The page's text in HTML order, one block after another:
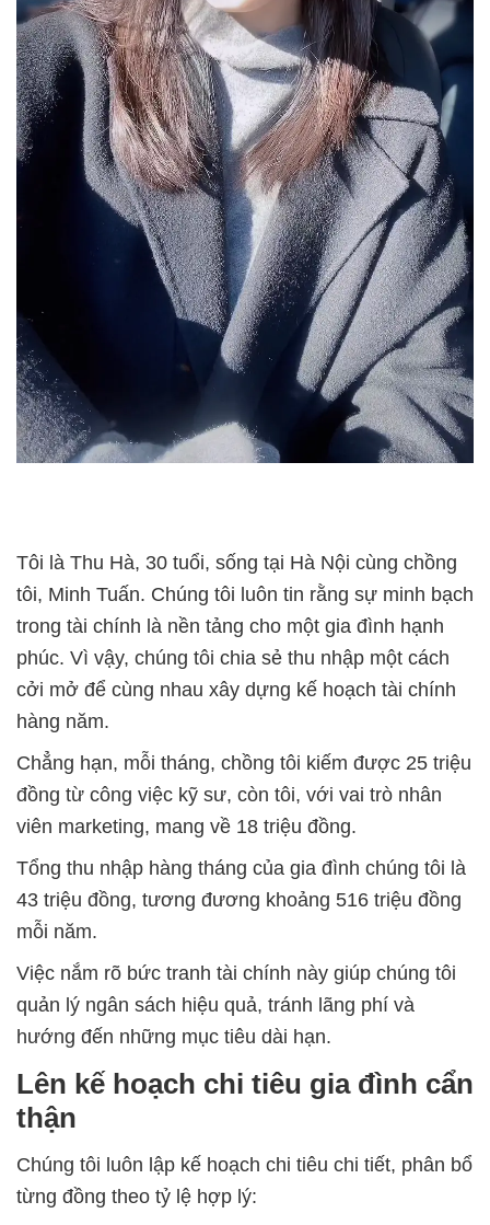
Tôi là Thu Hà, 30 tuổi, sống tại Hà Nội cùng chồng
tôi, Minh Tuấn. Chúng tôi luôn tin rằng sự minh bạch
trong tài chính là nền tảng cho một gia đình hạnh
phúc. Vì vậy, chúng tôi chia sẻ thu nhập một cách
cởi mở để cùng nhau xây dựng kế hoạch tài chính
hàng năm.
Chẳng hạn, mỗi tháng, chồng tôi kiếm được 25 triệu
đồng từ công việc kỹ sư, còn tôi, với vai trò nhân
viên marketing, mang về 18 triệu đồng.
Tổng thu nhập hàng tháng của gia đình chúng tôi là
43 triệu đồng, tương đương khoảng 516 triệu đồng
mỗi năm.
Việc nắm rõ bức tranh tài chính này giúp chúng tôi
quản lý ngân sách hiệu quả, tránh lãng phí và
hướng đến những mục tiêu dài hạn.
Lên kế hoạch chi tiêu gia đình cẩn
thận
Chúng tôi luôn lập kế hoạch chi tiêu chi tiết, phân bổ
từng đồng theo tỷ lệ hợp lý: